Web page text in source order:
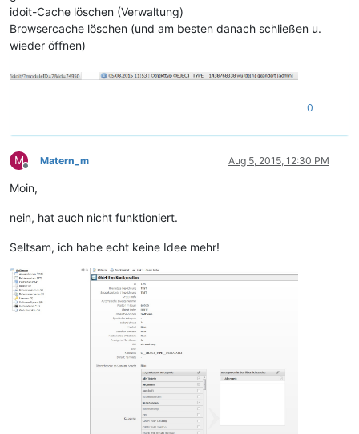
idoit-Cache löschen (Verwaltung)
Browsercache löschen (und am besten danach schließen u.
wieder öffnen)
0
M
Offline
Matern_m Aug 5, 2015, 12:30 PM
Moin,
nein, hat auch nicht funktioniert.
Seltsam, ich habe echt keine Idee mehr!